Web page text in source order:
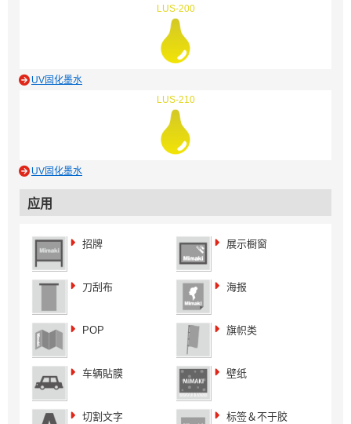
LUS-200
UV固化墨水
LUS-210
UV固化墨水
应用
招牌 展示橱窗
刀刮布 海报
POP 旗帜类
车辆貼膜 壁纸
切割文字
标签＆不于胶